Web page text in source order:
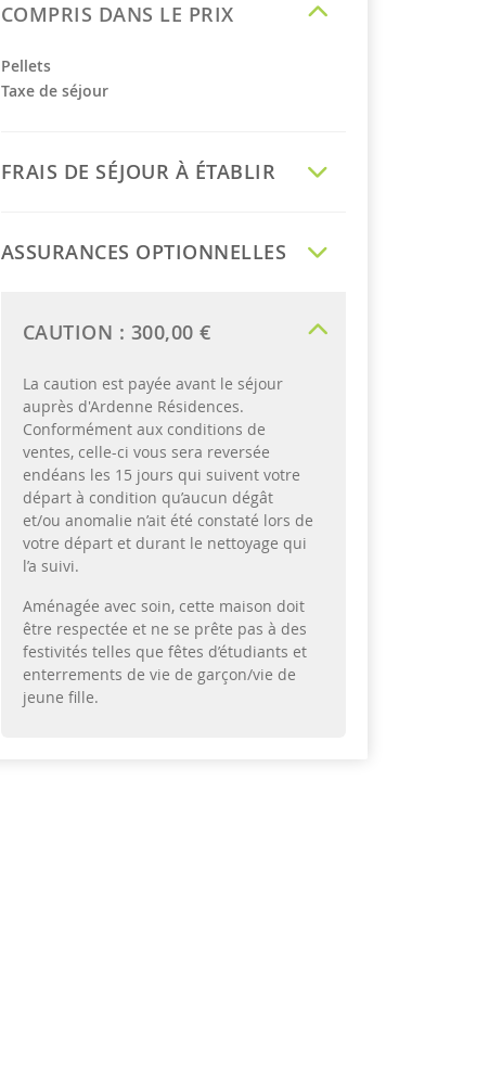
COMPRIS DANS LE PRIX
Pellets
Taxe de séjour
FRAIS DE SÉJOUR À ÉTABLIR
ASSURANCES OPTIONNELLES
CAUTION : 300,00 €
La caution est payée avant le séjour
auprès d'Ardenne Résidences.
Conformément aux conditions de
ventes, celle-ci vous sera reversée
endéans les 15 jours qui suivent votre
départ à condition qu’aucun dégât
et/ou anomalie n’ait été constaté lors de
votre départ et durant le nettoyage qui
l’a suivi.
Aménagée avec soin, cette maison doit
être respectée et ne se prête pas à des
festivités telles que fêtes d’étudiants et
enterrements de vie de garçon/vie de
jeune fille.